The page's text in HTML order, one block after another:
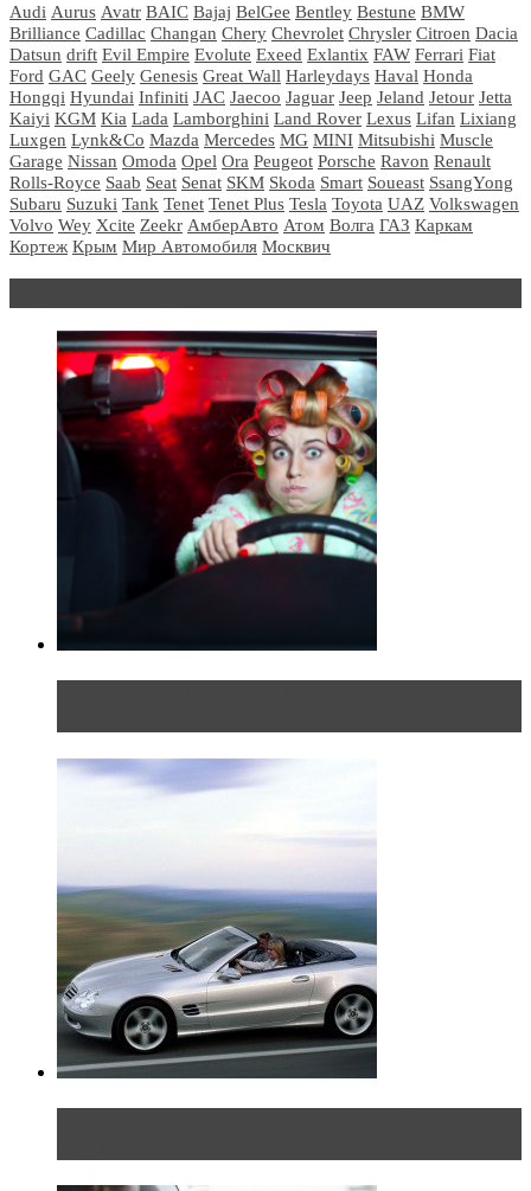
Audi Aurus Avatr BAIC Bajaj BelGee Bentley Bestune BMW
Brilliance Cadillac Changan Chery Chevrolet Chrysler Citroen Dacia
Datsun drift Evil Empire Evolute Exeed Exlantix FAW Ferrari Fiat
Ford GAC Geely Genesis Great Wall Harleydays Haval Honda
Hongqi Hyundai Infiniti JAC Jaecoo Jaguar Jeep Jeland Jetour Jetta
Kaiyi KGM Kia Lada Lamborghini Land Rover Lexus Lifan Lixiang
Luxgen Lynk&Co Mazda Mercedes MG MINI Mitsubishi Muscle
Garage Nissan Omoda Opel Ora Peugeot Porsche Ravon Renault
Rolls-Royce Saab Seat Senat SKM Skoda Smart Soueast SsangYong
Subaru Suzuki Tank Tenet Tenet Plus Tesla Toyota UAZ Volkswagen
Volvo Wey Xcite Zeekr АмберАвто Атом Волга ГАЗ Каркам
Кортеж Крым Мир Автомобиля Москвич